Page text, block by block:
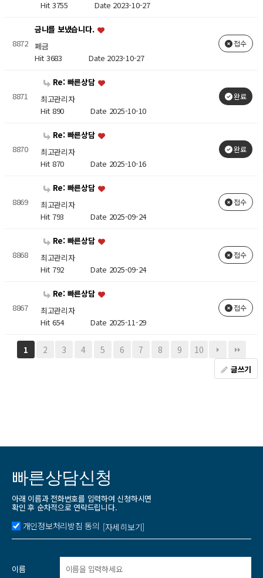
Hit 3755 Date 2023-10-27
8872
금니를 보냈습니다.
폐금
Hit 3683 Date 2023-10-27
접수
8871
Re: 빠른상담
최고관리자
Hit 890Date 2025-10-10
완료
8870
Re: 빠른상담
최고관리자
Hit 870Date 2025-10-16
완료
8869
Re: 빠른상담
최고관리자
Hit 793Date 2025-09-24
접수
8868
Re: 빠른상담
최고관리자
Hit 792Date 2025-09-24
접수
8867
Re: 빠른상담
최고관리자
Hit 654Date 2025-11-29
접수
1 2 3 4 5 6 7 8 9 10
글쓰기
빠른상담신청
아래 이름과 전화번호를 입력하여 신청하시면
확인 후 순차적으로 연락드립니다.
개인정보처리방침 동의 [자세히보기]
이름